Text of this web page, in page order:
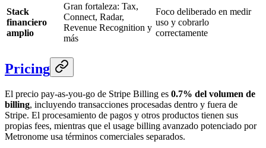
Stack
financiero
amplio
Gran fortaleza: Tax,
Connect, Radar,
Revenue Recognition y
más
Foco deliberado en medir
uso y cobrarlo
correctamente
Pricing
El precio pay-as-you-go de Stripe Billing es 0.7% del volumen de
billing, incluyendo transacciones procesadas dentro y fuera de
Stripe. El procesamiento de pagos y otros productos tienen sus
propias fees, mientras que el usage billing avanzado potenciado por
Metronome usa términos comerciales separados.